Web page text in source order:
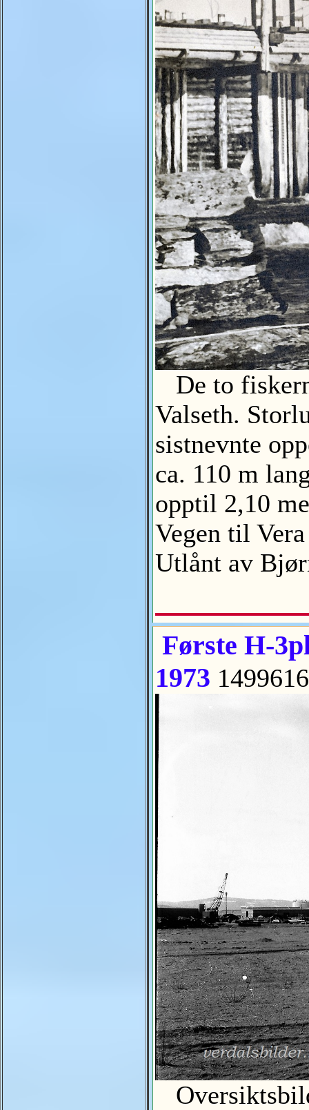
De to
Valseth.
sistnevnte
ca. 110 m
opptil 2,10
Vegen til
Utlånt av
Første H-
1973